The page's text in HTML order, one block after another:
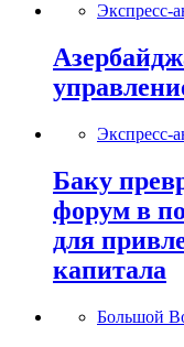
Экспресс-
Экспресс-
Баку
форум в
для
капитала
Большой